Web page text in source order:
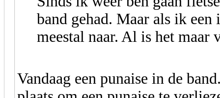
band gehad. Maar als ik
meestal naar. Al is het maar
Vandaag een punaise in de